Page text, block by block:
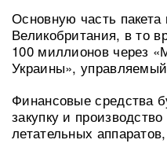
Основную часть пакета
Великобритания, в то
100 миллионов через
Украины»,
Финансовые средства
закупку и
летательных